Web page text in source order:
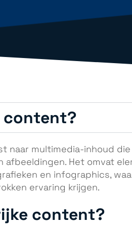
content?
naar multimedia-inhoud
Het omvat
en infographics,
ervaring krijgen.
content?